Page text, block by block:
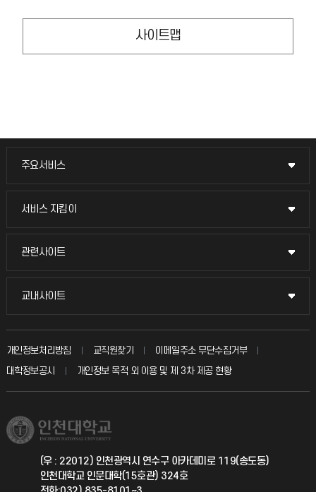
사이트맵
주요서비스
주요서비스
교무회의방송
입학안내
취업정보(학생)
서비스 지킴이
서비스 지킴이
묻고 답하기
칭찬마당
학생서비스 지킴이
관련사이트
관련사이트
국방헬프콜
총동문회
교내사이트
교내사이트
교수회
교육혁신본부
국제지원과
공자아카데미
개인정보처리방침 교직원찾기
이메일주소 무단수집거부
대학정보공시
개인정보 목적 외 이용 및 제 3차 제공 현황
(우 : 22012) 인천광역시 연수구 아카데미로 119(송도동)
인천대학교 인문대학(15호관) 324호